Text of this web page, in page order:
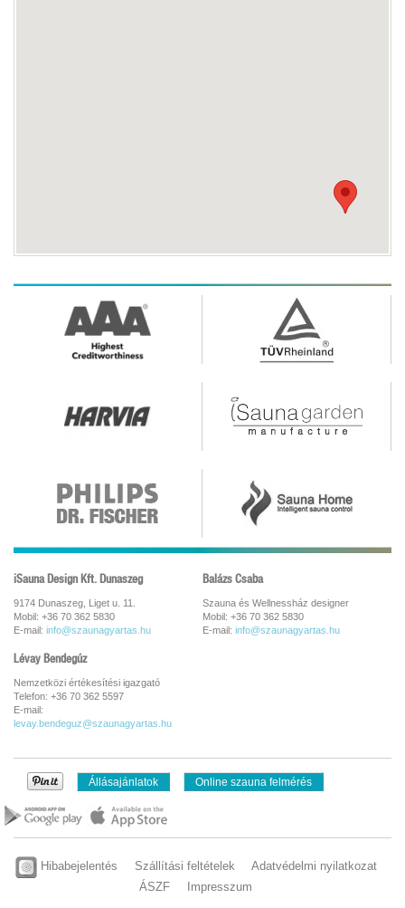
iSauna Design Kft. Dunaszeg
9174 Dunaszeg, Liget u. 11.
Mobil: +36 70 362 5830
E-mail: info@szaunagyartas.hu
Balázs Csaba
Szauna és Wellnessház designer
Mobil: +36 70 362 5830
E-mail: info@szaunagyartas.hu
Lévay Bendegúz
Nemzetközi értékesítési igazgató
Telefon: +36 70 362 5597
E-mail:
levay.bendeguz@szaunagyartas.hu
Állásajánlatok Online szauna felmérés
Hibabejelentés Szállítási feltételek
Adatvédelmi nyilatkozat
ÁSZF
Impresszum